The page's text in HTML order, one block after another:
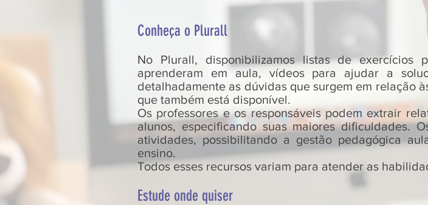
Conheça o Plurall
No Plurall, disponibilizamos listas de
aprenderam em aula, vídeos para ajudar a
detalhadamente as dúvidas que surgem em relação
que também está disponível.
Os professores e os responsáveis podem extrair
alunos, especificando suas maiores dificuldades.
atividades, possibilitando a gestão pedagógica
ensino.
Todos esses recursos variam para atender as
Estude onde quiser